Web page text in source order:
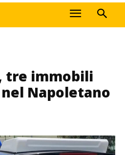
tre immobili
Napoletano